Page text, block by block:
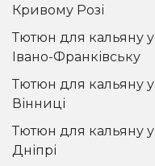
Кривому Розі
Тютюн для кальяну у
Івано-Франківську
Тютюн для кальяну у
Вінниці
Тютюн для кальяну у
Дніпрі